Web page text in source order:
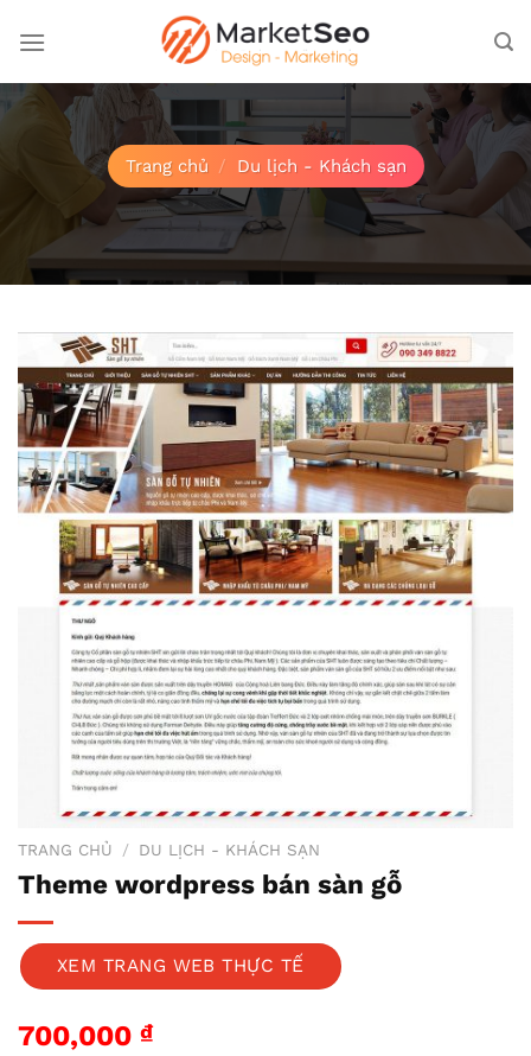
qua
dung
Trang chủ / Du lịch - Khách sạn
TRANG CHỦ / DU LỊCH - KHÁCH SẠN
Theme wordpress bán sàn gỗ
XEM TRANG WEB THỰC TẾ
700,000 ₫